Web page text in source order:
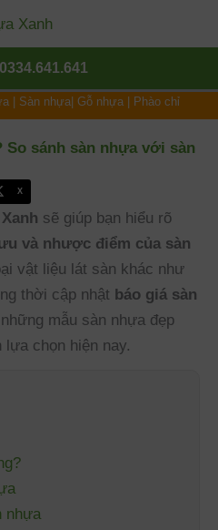
| Sàn nhựa| Gỗ nhựa | Phào chỉ
sánh sàn nhựa với sàn
X
sẽ giúp bạn hiểu rõ
và nhược điểm của sàn
vật liệu lát sàn khác như
thời cập nhật báo giá sàn
mẫu sàn nhựa đẹp
chọn hiện nay.
nhựa